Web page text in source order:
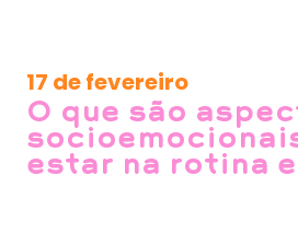
17 de fevereiro
O que são
estar na rotina